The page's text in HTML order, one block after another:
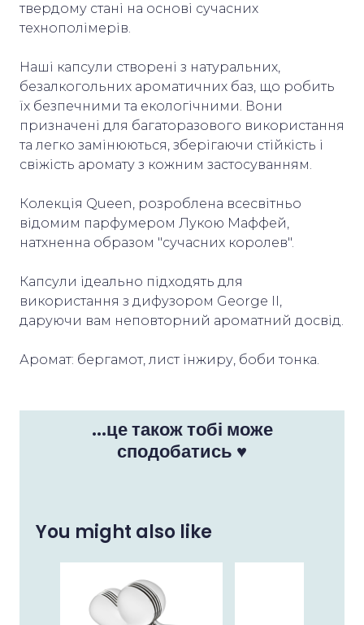
твердому стані на основі сучасних
технополімерів.
Наші капсули створені з натуральних,
безалкогольних ароматичних баз, що робить
їх безпечними та екологічними. Вони
призначені для багаторазового використання
та легко замінюються, зберігаючи стійкість і
свіжість аромату з кожним застосуванням.
Колекція Queen, розроблена всесвітньо
відомим парфумером Лукою Маффей,
натхненна образом "сучасних королев".
Капсули ідеально підходять для
використання з дифузором George II,
даруючи вам неповторний ароматний досвід.
Аромат: бергамот, лист інжиру, боби тонка.
...це також тобі може
сподобатись ♥
You might also like